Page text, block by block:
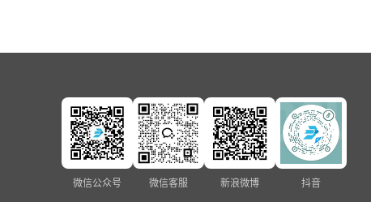
微信公众号 微信客服 新浪微博 抖音